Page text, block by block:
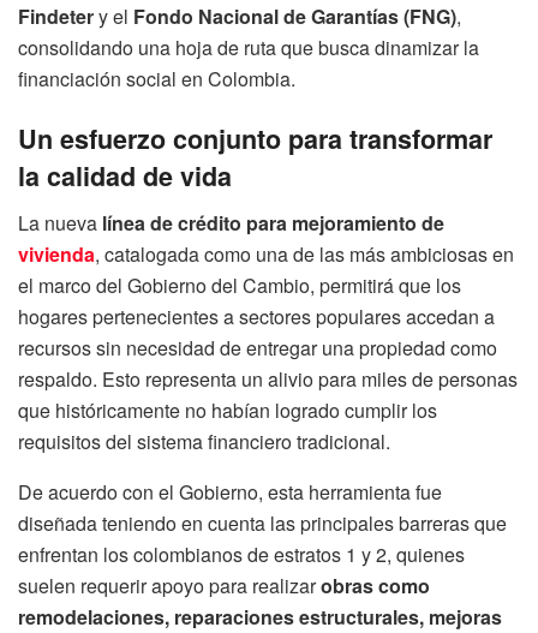
Findetery el Fondo Nacional de Garantías (FNG),
consolidando una hoja de ruta que busca dinamizar la
financiación social en Colombia.
Un esfuerzo conjunto para transformar
la calidad de vida
La nueva línea de crédito para mejoramiento de
vivienda, catalogada como una de las más ambiciosas en
el marco del Gobierno del Cambio, permitirá que los
hogares pertenecientes a sectores populares accedan a
recursos sin necesidad de entregar una propiedad como
respaldo. Esto representa un alivio para miles de personas
que históricamente no habían logrado cumplir los
requisitos del sistema financiero tradicional.
De acuerdo con el Gobierno, esta herramienta fue
diseñada teniendo en cuenta las principales barreras que
enfrentan los colombianos de estratos 1 y 2, quienes
suelen requerir apoyo para realizarobras como
remodelaciones, reparaciones estructurales, mejoras